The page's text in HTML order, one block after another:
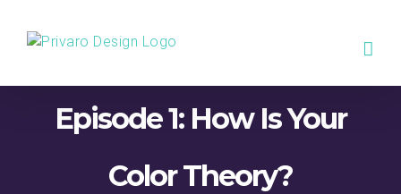
content
Episode 1: How Is Your
Color Theory?